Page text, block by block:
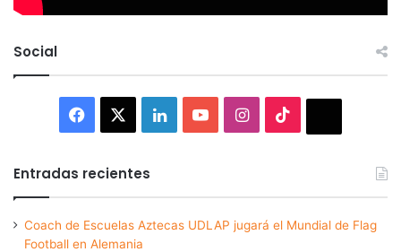
Social
Facebook LinkedInYouTubeInstagram
Entradas recientes
Coach de Escuelas Aztecas UDLAP jugará el Mundial de Flag
Football en Alemania